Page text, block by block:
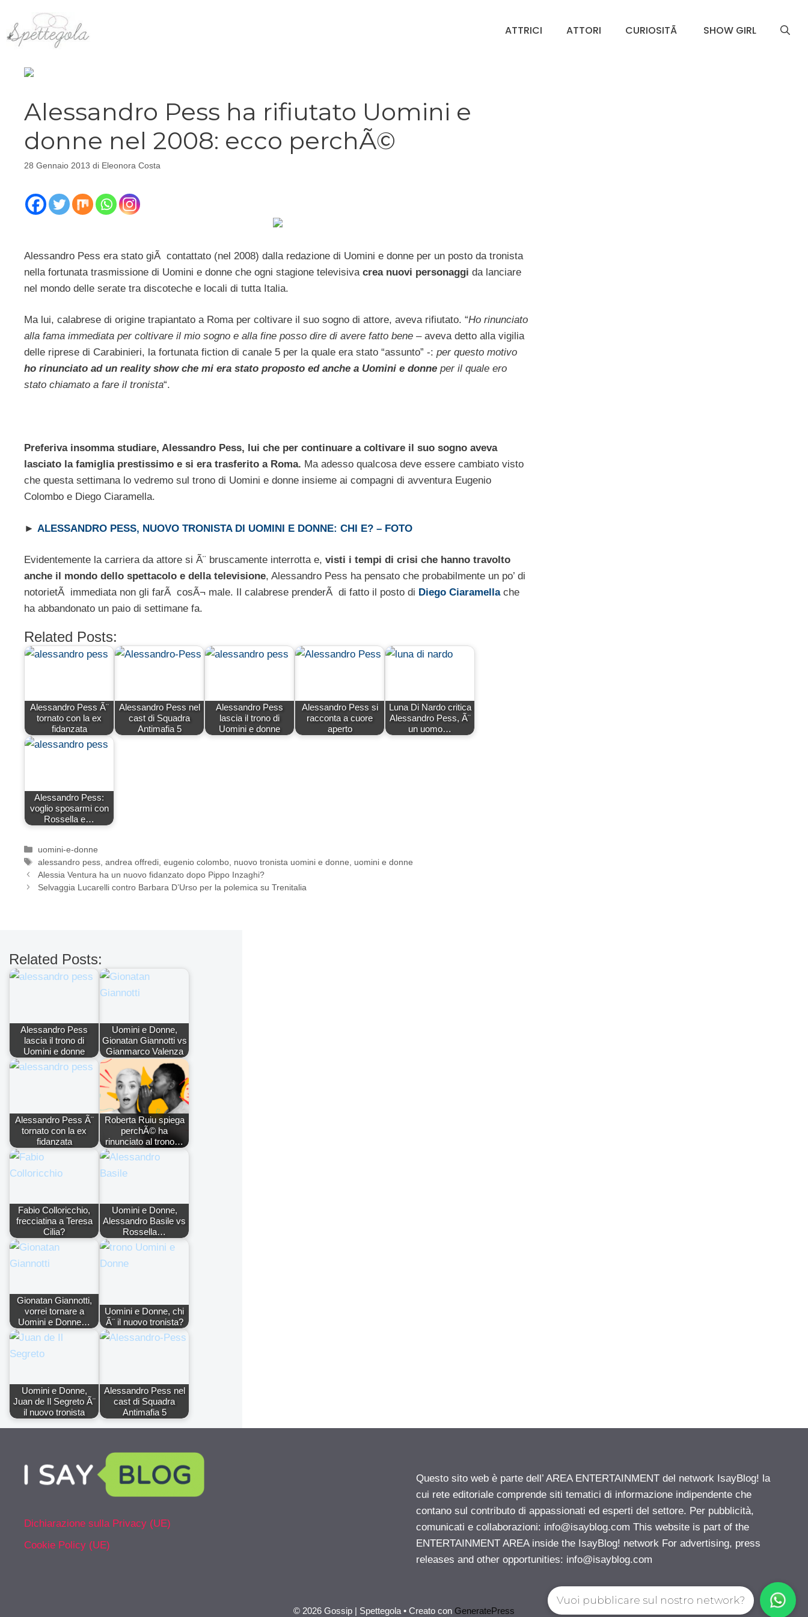
contenuto
ATTRICI ATTORI CURIOSITÃ SHOW GIRL
Alessandro Pess ha rifiutato Uomini e
donne nel 2008: ecco perchÃ©
28 Gennaio 2013 di Eleonora Costa
Alessandro Pess era stato giÃ contattato (nel 2008) dalla redazione di Uomini e donne per un posto da tronista
nella fortunata trasmissione di Uomini e donne che ogni stagione televisiva crea nuovi personaggi da lanciare
nel mondo delle serate tra discoteche e locali di tutta Italia.
Ma lui, calabrese di origine trapiantato a Roma per coltivare il suo sogno di attore, aveva rifiutato. “Ho rinunciato
alla fama immediata per coltivare il mio sogno e alla fine posso dire di avere fatto bene – aveva detto alla vigilia
delle riprese di Carabinieri, la fortunata fiction di canale 5 per la quale era stato “assunto” -: per questo motivo
ho rinunciato ad un reality show che mi era stato proposto ed anche a Uomini e donne per il quale ero
stato chiamato a fare il tronista“.
Preferiva insomma studiare, Alessandro Pess, lui che per continuare a coltivare il suo sogno aveva
lasciato la famiglia prestissimo e si era trasferito a Roma. Ma adesso qualcosa deve essere cambiato visto
che questa settimana lo vedremo sul trono di Uomini e donne insieme ai compagni di avventura Eugenio
Colombo e Diego Ciaramella.
► ALESSANDRO PESS, NUOVO TRONISTA DI UOMINI E DONNE: CHI E? – FOTO
Evidentemente la carriera da attore si Ã¨ bruscamente interrotta e, visti i tempi di crisi che hanno travolto
anche il mondo dello spettacolo e della televisione, Alessandro Pess ha pensato che probabilmente un po’ di
notorietÃ immediata non gli farÃ cosÃ¬ male. Il calabrese prenderÃ di fatto il posto di Diego Ciaramella che
ha abbandonato un paio di settimane fa.
Related Posts:
Alessandro Pess Ã¨
tornato con la ex
fidanzata
Alessandro Pess nel
cast di Squadra
Antimafia 5
Alessandro Pess
lascia il trono di
Uomini e donne
Alessandro Pess si
racconta a cuore
aperto
Luna Di Nardo critica
Alessandro Pess, Ã¨
un uomo…
Alessandro Pess:
voglio sposarmi con
Rossella e…
Categorie
uomini-e-donne
Tag
alessandro pess ,andrea offredi ,eugenio colombo nuovo tronista uomini e donne
uomini e donne
Alessia Ventura ha un nuovo fidanzato dopo Pippo Inzaghi?
Selvaggia Lucarelli contro Barbara D’Urso per la polemica su Trenitalia
Related Posts:
Alessandro Pess
lascia il trono di
Uomini e donne
Uomini e Donne,
Gionatan Giannotti vs
Gianmarco Valenza
Alessandro Pess Ã¨
tornato con la ex
fidanzata
Roberta Ruiu spiega
perchÃ© ha
rinunciato al trono…
Fabio Colloricchio,
frecciatina a Teresa
Cilia?
Uomini e Donne,
Alessandro Basile vs
Rossella…
Gionatan Giannotti,
vorrei tornare a
Uomini e Donne…
Uomini e Donne, chi
Ã¨ il nuovo tronista?
Uomini e Donne,
Juan de Il Segreto Ã¨
il nuovo tronista
Alessandro Pess nel
cast di Squadra
Antimafia 5
Dichiarazione sulla Privacy (UE)
Cookie Policy (UE)
Questo sito web è parte dell’ AREA ENTERTAINMENT del network IsayBlog! la
cui rete editoriale comprende siti tematici di informazione indipendente che
contano sul contributo di appassionati ed esperti del settore. Per pubblicità,
comunicati e collaborazioni: info@isayblog.com This website is part of the
ENTERTAINMENT AREA inside the IsayBlog! network For advertising, press
releases and other opportunities: info@isayblog.com
© 2026 Gossip | Spettegola • Creato con GeneratePress
Vuoi pubblicare sul nostro network?